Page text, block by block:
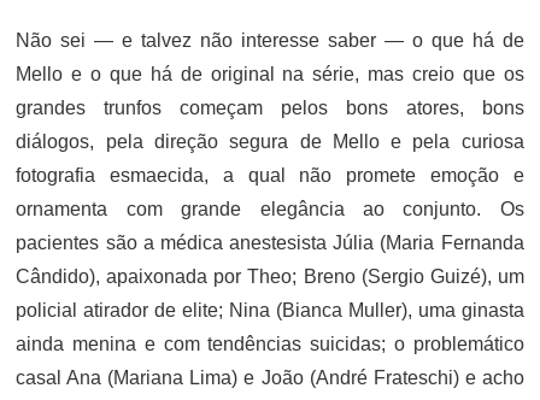
Não sei — e talvez não interesse saber — o que há de
Mello e o que há de original na série, mas creio que os
grandes trunfos começam pelos bons atores, bons
diálogos, pela direção segura de Mello e pela curiosa
fotografia esmaecida, a qual não promete emoção e
ornamenta com grande elegância ao conjunto. Os
pacientes são a médica anestesista Júlia (Maria Fernanda
Cândido), apaixonada por Theo; Breno (Sergio Guizé), um
policial atirador de elite; Nina (Bianca Muller), uma ginasta
ainda menina e com tendências suicidas; o problemático
casal Ana (Mariana Lima) e João (André Frateschi) e acho